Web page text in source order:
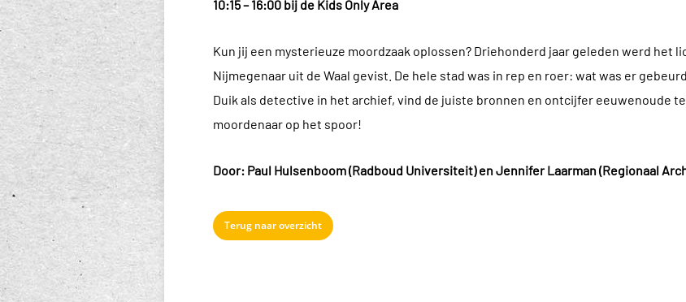
10:15 – 16:00 bij de Kids Only Area
Kun jij een mysterieuze moordzaak oplossen? Driehonderd jaar geleden werd het
Nijmegenaar uit de Waal gevist. De hele stad was in rep en roer: wat was er
Duik als detective in het archief, vind de juiste bronnen en ontcijfer eeuwenoude
moordenaar op het spoor!
Door: Paul Hulsenboom (Radboud Universiteit) en Jennifer Laarman (Regionaal
Terug naar overzicht